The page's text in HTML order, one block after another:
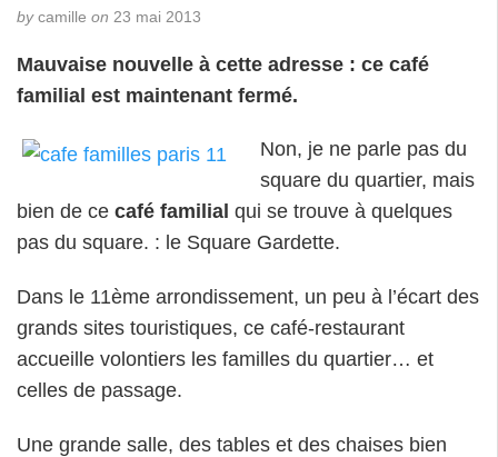
bycamille on 23 mai 2013
Mauvaise nouvelle à cette adresse : ce café
familial est maintenant fermé.
Non, je ne parle pas du
square du quartier, mais
bien de ce café familial qui se trouve à quelques
pas du square. : le Square Gardette.
Dans le 11ème arrondissement, un peu à l’écart des
grands sites touristiques, ce café-restaurant
accueille volontiers les familles du quartier… et
celles de passage.
Une grande salle, des tables et des chaises bien